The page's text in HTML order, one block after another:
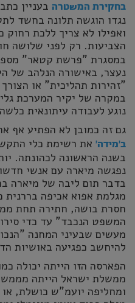
בחקירת המשטרה
נגדו הוגשה תלונה בחשד
ואפילו לא צריך ללכת רחוק
הצביעות. רק לפני שלושה
במסגרת "פרשת קטאר"
נעצר, באישורה הנלהב של
"זהירות תהליכית" או
במקרה של יקיר המערכת
נוגע לעבודה עיתונאית
גם זה כמובן לא הפתיע אף
ב'מידה' את רשימת כלי
בשנה הראשונה לכהונתה.
בדבר תום ליבה של מיארה
מגלמת אפוא אכיפה
חסרת בושה, חתירה תחת
המשפט הנכבד" עד כדי
מעשים שבעיני המחנה
להיחשב כפגיעה באושיות
הפארסה הזו הייתה יכולה
ממשלת ישראל הייתה
ומחליפה יועמ"ש כושלת,